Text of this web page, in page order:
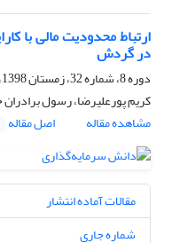
ارتباط محدودیت مالی با
در گردش
دوره 8، شماره 32، زمستان 1398، صفحه
کریم پورعلیرضا، رسول
مشاهده مقاله
اصل مقاله
مقالات آماده انتشار
شماره جاری